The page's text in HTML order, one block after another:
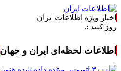
اخبار ویژه اطلاعات ایران
اطلاعات لحظه‌ای ایران و جهان